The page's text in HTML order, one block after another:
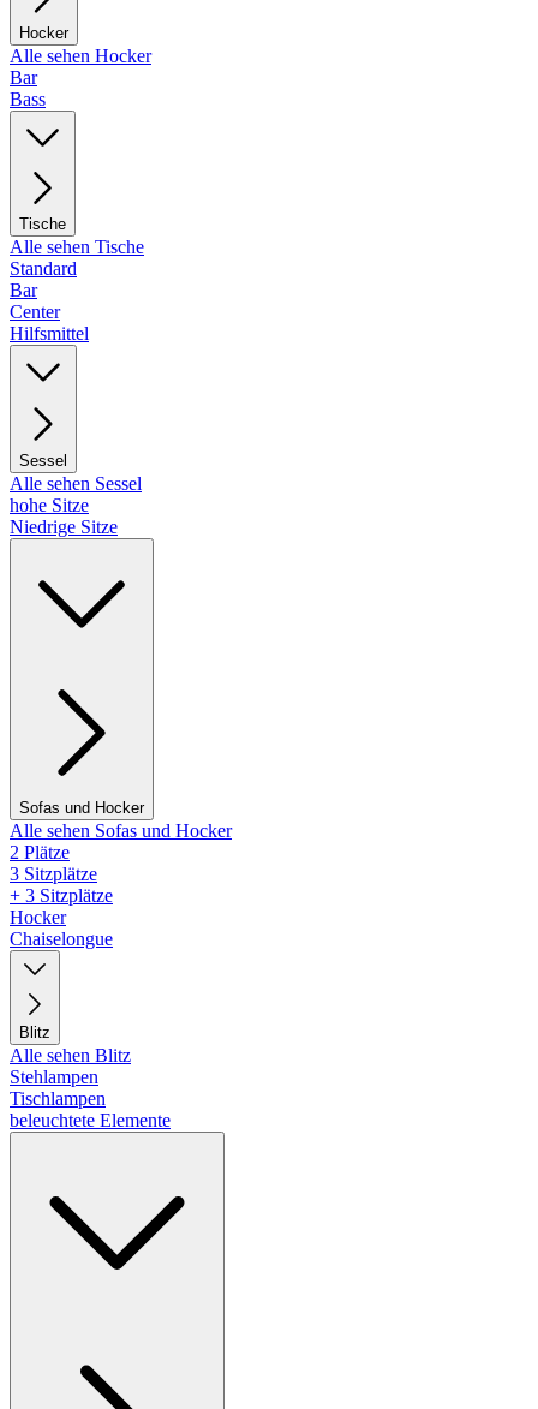
Hocker
Alle sehen Hocker
Bar
Bass
Tische
Alle sehen Tische
Standard
Bar
Center
Hilfsmittel
Sessel
Alle sehen Sessel
hohe Sitze
Niedrige Sitze
Sofas und Hocker
Alle sehen Sofas und Hocker
2 Plätze
3 Sitzplätze
+ 3 Sitzplätze
Hocker
Chaiselongue
Blitz
Alle sehen Blitz
Stehlampen
Tischlampen
beleuchtete Elemente